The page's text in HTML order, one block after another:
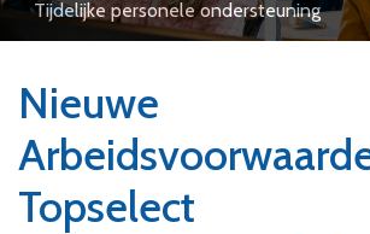
Tijdelijke personele ondersteuning
Nieuwe
Topselect